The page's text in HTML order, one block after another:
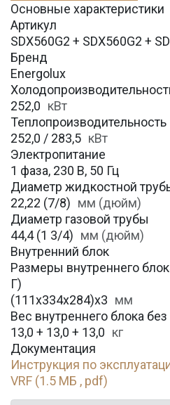
Основные характеристики
Артикул
SDX560G2 + SDX560G2 +
Бренд
Energolux
252,0 кВт
Теплопроизводительность
252,0 / 283,5 кВт
Электропитание
1 фаза, 230 В, 50 Гц
Диаметр жидкостной
22,22 (7/8) мм (дюйм)
Диаметр газовой трубы
44,4 (1 3/4) мм (дюйм)
Внутренний блок
Размеры внутреннего
Г)
(111x334x284)x3 мм
Вес внутреннего блока без
13,0 + 13,0 + 13,0 кг
Документация
Инструкция по
VRF (1.5 МБ , pdf)